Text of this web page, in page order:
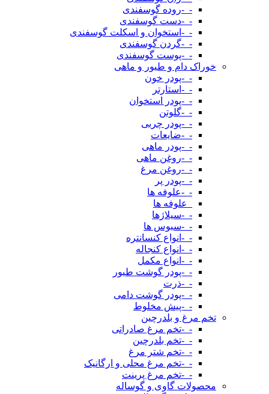
-_-روده گوسفندی
-_-دست گوسفندی
-_-استخوان و اسکلت گوسفندی
-_-گردن گوسفندی
-_-پوست گوسفندی
خوراک دام و طیور و ماهی
-_-پودر خون
-_-استارتر
-_-پودر استخوان
-_-گلوتن
-_-پودر چربی
-_-ضایعات
-_-پودر ماهی
-_-روغن ماهی
-_-روغن مرغ
-_-پودر پر
-_-علوفه ها
_علوفه ها
-_-سیلاژها
-_-سبوس ها
-_-انواع کنسانتره
-_-انواع کنجاله
-_-انواع مکمل
-_-پودر گوشت طیور
-_-ذرت
-_-پودر گوشت دامی
-_-پیش مخلوط
تخم مرغ و بلدرچین
-_-تخم مرغ صادراتی
-_-تخم بلدرچین
-_-تخم شتر مرغ
-_-تخم مرغ محلی و ارگانیک
-_-تخم مرغ پرینت
محصولات گاوی و گوساله